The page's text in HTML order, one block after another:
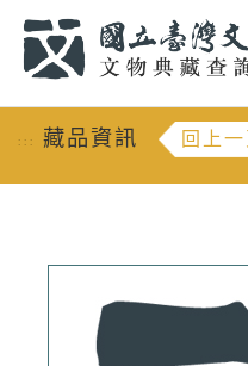
::: 藏品資訊 回上一